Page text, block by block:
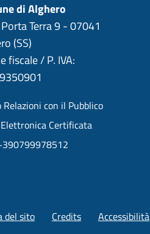
di Alghero
Terra 9 - 07041
(SS)
fiscale / P. IVA:
Relazioni con il Pubblico
Certificata
del sito Credits Accessibilità